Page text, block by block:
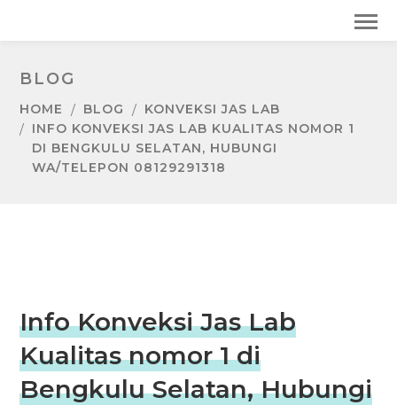
BLOG
HOME BLOG
KONVEKSI JAS LAB
INFO KONVEKSI JAS LAB KUALITAS NOMOR 1
DI BENGKULU SELATAN, HUBUNGI
WA/TELEPON 08129291318
Info Konveksi Jas Lab
Kualitas nomor 1 di
Bengkulu Selatan, Hubungi